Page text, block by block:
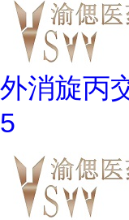
外消旋丙
5